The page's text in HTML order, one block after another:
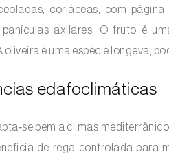
coriáceas, com
panículas axilares. O fruto é
é uma espécie longeva,
edafoclimáticas
bem a climas
de rega controlada para